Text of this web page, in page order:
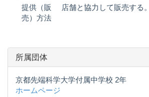
提供（販
売）方法
店舗と協力して販売する。
所属団体
京都先端科学大学付属中学校 2年
ホームページ